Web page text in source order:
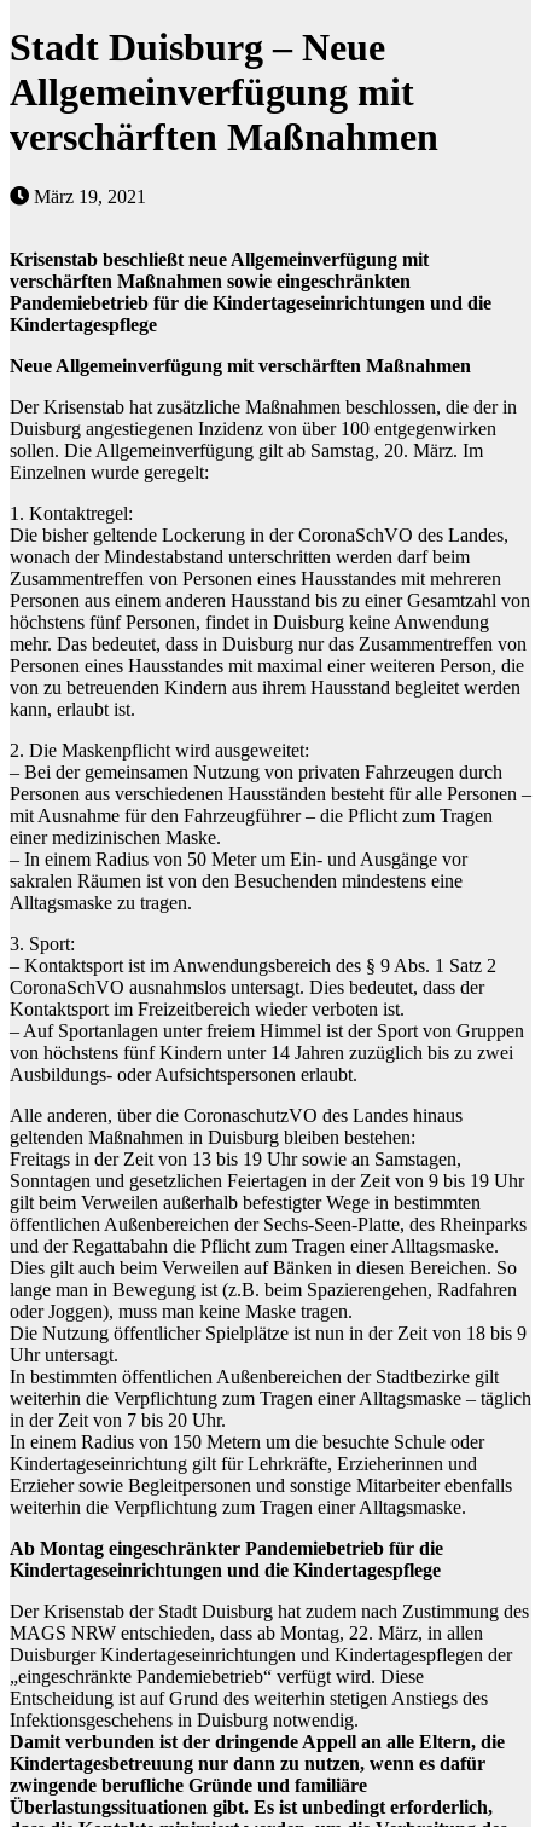
Stadt Duisburg – Neue
Allgemeinverfügung mit
verschärften Maßnahmen
März 19, 2021
Krisenstab beschließt neue Allgemeinverfügung mit
verschärften Maßnahmen sowie eingeschränkten
Pandemiebetrieb für die Kindertageseinrichtungen und die
Kindertagespflege
Neue Allgemeinverfügung mit verschärften Maßnahmen
Der Krisenstab hat zusätzliche Maßnahmen beschlossen, die der in
Duisburg angestiegenen Inzidenz von über 100 entgegenwirken
sollen. Die Allgemeinverfügung gilt ab Samstag, 20. März. Im
Einzelnen wurde geregelt:
1. Kontaktregel:
Die bisher geltende Lockerung in der CoronaSchVO des Landes,
wonach der Mindestabstand unterschritten werden darf beim
Zusammentreffen von Personen eines Hausstandes mit mehreren
Personen aus einem anderen Hausstand bis zu einer Gesamtzahl von
höchstens fünf Personen, findet in Duisburg keine Anwendung
mehr. Das bedeutet, dass in Duisburg nur das Zusammentreffen von
Personen eines Hausstandes mit maximal einer weiteren Person, die
von zu betreuenden Kindern aus ihrem Hausstand begleitet werden
kann, erlaubt ist.
2. Die Maskenpflicht wird ausgeweitet:
– Bei der gemeinsamen Nutzung von privaten Fahrzeugen durch
Personen aus verschiedenen Hausständen besteht für alle Personen –
mit Ausnahme für den Fahrzeugführer – die Pflicht zum Tragen
einer medizinischen Maske.
– In einem Radius von 50 Meter um Ein- und Ausgänge vor
sakralen Räumen ist von den Besuchenden mindestens eine
Alltagsmaske zu tragen.
3. Sport:
– Kontaktsport ist im Anwendungsbereich des § 9 Abs. 1 Satz 2
CoronaSchVO ausnahmslos untersagt. Dies bedeutet, dass der
Kontaktsport im Freizeitbereich wieder verboten ist.
– Auf Sportanlagen unter freiem Himmel ist der Sport von Gruppen
von höchstens fünf Kindern unter 14 Jahren zuzüglich bis zu zwei
Ausbildungs- oder Aufsichtspersonen erlaubt.
Alle anderen, über die CoronaschutzVO des Landes hinaus
geltenden Maßnahmen in Duisburg bleiben bestehen:
Freitags in der Zeit von 13 bis 19 Uhr sowie an Samstagen,
Sonntagen und gesetzlichen Feiertagen in der Zeit von 9 bis 19 Uhr
gilt beim Verweilen außerhalb befestigter Wege in bestimmten
öffentlichen Außenbereichen der Sechs-Seen-Platte, des Rheinparks
und der Regattabahn die Pflicht zum Tragen einer Alltagsmaske.
Dies gilt auch beim Verweilen auf Bänken in diesen Bereichen. So
lange man in Bewegung ist (z.B. beim Spazierengehen, Radfahren
oder Joggen), muss man keine Maske tragen.
Die Nutzung öffentlicher Spielplätze ist nun in der Zeit von 18 bis 9
Uhr untersagt.
In bestimmten öffentlichen Außenbereichen der Stadtbezirke gilt
weiterhin die Verpflichtung zum Tragen einer Alltagsmaske – täglich
in der Zeit von 7 bis 20 Uhr.
In einem Radius von 150 Metern um die besuchte Schule oder
Kindertageseinrichtung gilt für Lehrkräfte, Erzieherinnen und
Erzieher sowie Begleitpersonen und sonstige Mitarbeiter ebenfalls
weiterhin die Verpflichtung zum Tragen einer Alltagsmaske.
Ab Montag eingeschränkter Pandemiebetrieb für die
Kindertageseinrichtungen und die Kindertagespflege
Der Krisenstab der Stadt Duisburg hat zudem nach Zustimmung des
MAGS NRW entschieden, dass ab Montag, 22. März, in allen
Duisburger Kindertageseinrichtungen und Kindertagespflegen der
„eingeschränkte Pandemiebetrieb“ verfügt wird. Diese
Entscheidung ist auf Grund des weiterhin stetigen Anstiegs des
Infektionsgeschehens in Duisburg notwendig.
Damit verbunden ist der dringende Appell an alle Eltern, die
Kindertagesbetreuung nur dann zu nutzen, wenn es dafür
zwingende berufliche Gründe und familiäre
Überlastungssituationen gibt. Es ist unbedingt erforderlich,